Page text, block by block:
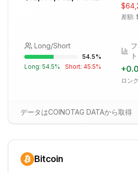
差額:
Long/Short
54.5%
Long: 54.5% Short: 45.5%
ト
+
ロン
データはCOINOTAG DATAから取得
Bitcoin